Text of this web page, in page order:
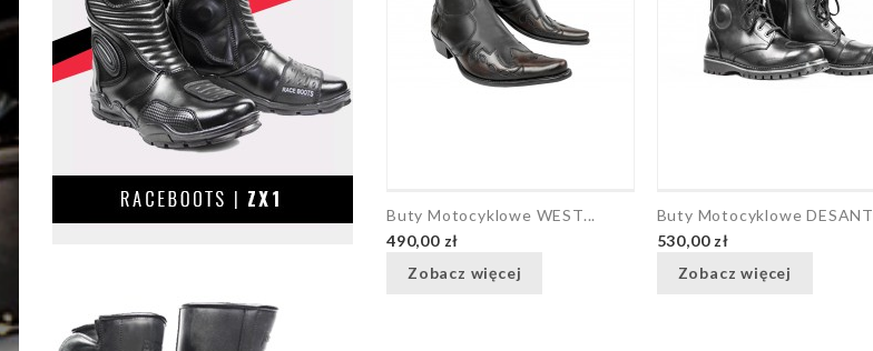
Buty Motocyklowe WEST...
490,00 zł
Zobacz więcej
Buty Motocyklowe DESANT
530,00 zł
Zobacz więcej